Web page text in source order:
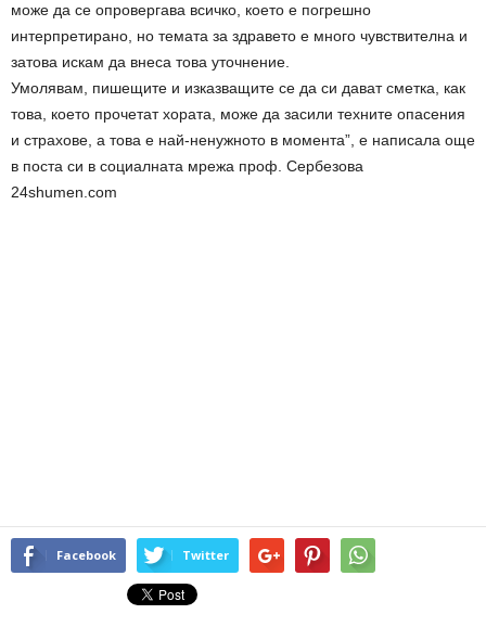
може да се опровергава всичко, което е погрешно
интерпретирано, но темата за здравето е много чувствителна и
затова искам да внеса това уточнение.
Умолявам, пишещите и изказващите се да си дават сметка, как
това, което прочетат хората, може да засили техните опасения
и страхове, а това е най-ненужното в момента”, е написала още
в поста си в социалната мрежа проф. Сербезова
24shumen.com
Facebook Twitter